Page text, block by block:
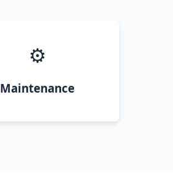
⚙️
Maintenance